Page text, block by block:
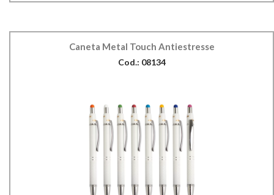
Caneta Metal Touch Antiestresse
Cod.: 08134